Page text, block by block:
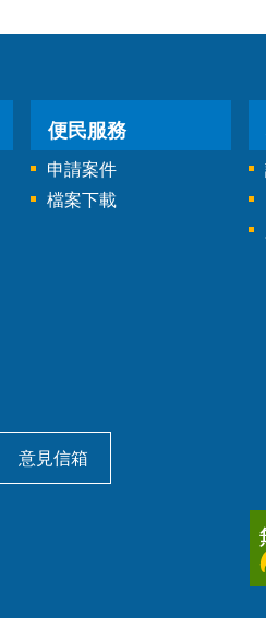
便民服務
申請案件
檔案下載
意見信箱